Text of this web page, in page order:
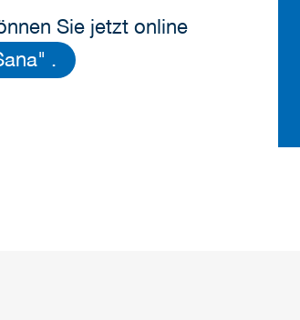
Sie jetzt online
.